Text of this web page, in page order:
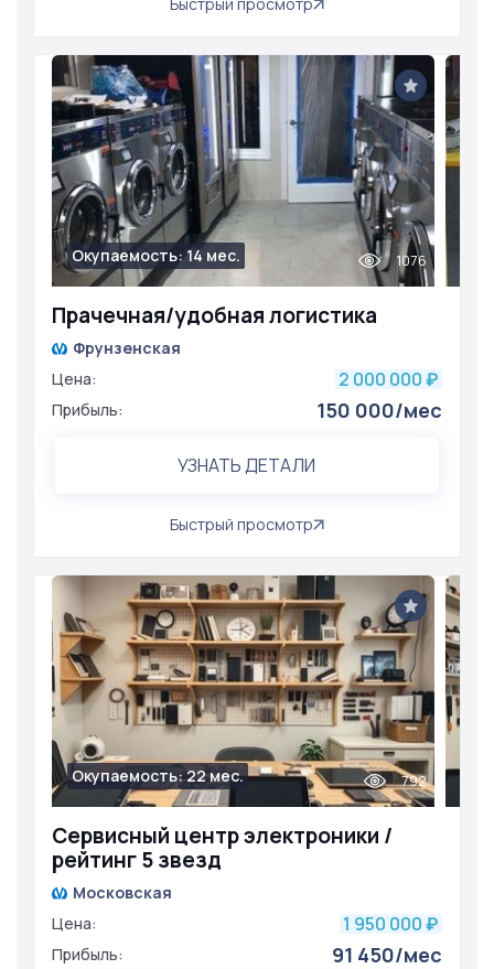
Прачечная/удобная логистика
Окупаемость: 14 мес. 1076
Фрунзенская
Цена:
2 000 000 ₽
Прибыль: 150 000/мес
УЗНАТЬ ДЕТАЛИ
Быстрый просмотр
Сервисный центр электроники /
рейтинг 5 звезд
Окупаемость: 22 мес. 792
Московская
Цена:
1 950 000 ₽
Прибыль: 91 450/мес